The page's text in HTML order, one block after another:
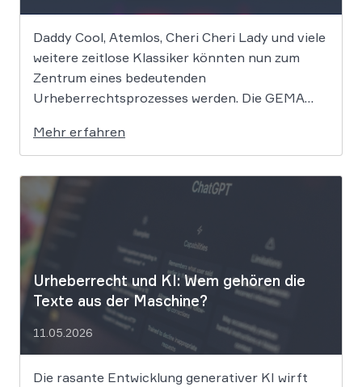
Daddy Cool, Atemlos, Cheri Cheri Lady und viele
weitere zeitlose Klassiker könnten nun zum
Zentrum eines bedeutenden
Urheberrechtsprozesses werden. Die GEMA
die Rechte ihrer Mitglieder verteidigen. Dem
Unternehmen hinter der populären KI-Musik-
App werden massive
Urheberrechtsverletzungen vorgeworfen. Die
entscheidende Frage lautet: Durfte Suno […]
Mehr erfahren
Urheberrecht und KI: Wem gehören die
Texte aus der Maschine?
11.05.2026
Die rasante Entwicklung generativer KI wirft